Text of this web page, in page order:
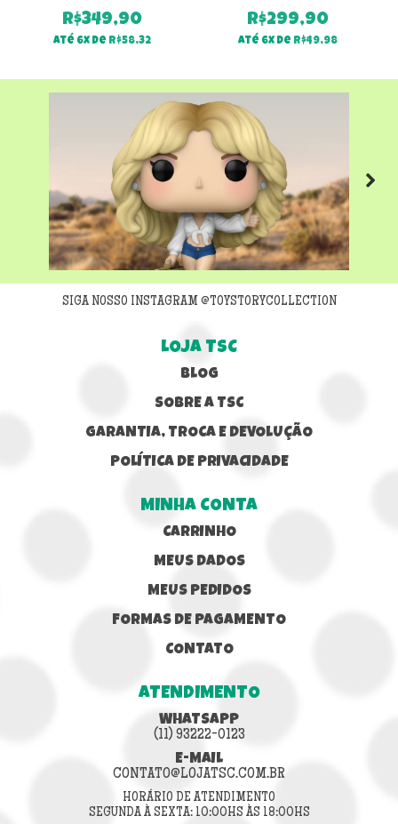
R$349,90
Até 6x de R$58,32
R$299,90
Até 6x de R$49,98
Next
SIGA NOSSO INSTAGRAM @TOYSTORYCOLLECTION
LOJA TSC
BLOG
SOBRE A TSC
GARANTIA, TROCA E DEVOLUÇÃO
POLÍTICA DE PRIVACIDADE
MINHA CONTA
CARRINHO
MEUS DADOS
MEUS PEDIDOS
FORMAS DE PAGAMENTO
CONTATO
ATENDIMENTO
WHATSAPP
(11) 93222-0123
E-MAIL
CONTATO@LOJATSC.COM.BR
HORÁRIO DE ATENDIMENTO
SEGUNDA À SEXTA: 10:00HS ÀS 18:00HS